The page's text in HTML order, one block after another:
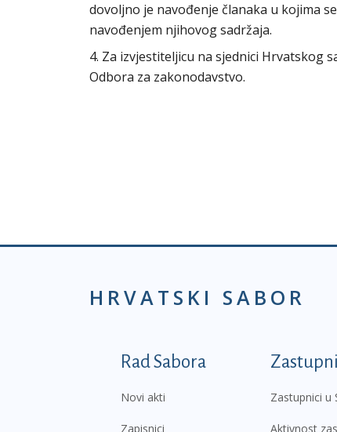
dovoljno je navođenje članaka u kojima
navođenjem njihovog sadržaja.
4. Za izvjestiteljicu na sjednici Hrvatskog
Odbora za zakonodavstvo.
HRVATSKI SABOR
Podnožje prvi
Rad Sabora
Novi akti
Zapisnici
Zastupnici u
Aktivnost